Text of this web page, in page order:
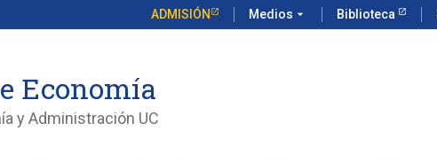
ADMISIÓN Medios arrow_drop_down Biblioteca
Economía
y Administración UC